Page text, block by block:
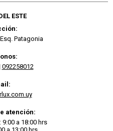
ESTE
Patagonia
092258012
atención:
9:00 a 18:00 hrs